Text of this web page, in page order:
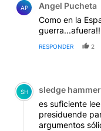
AP Angel Pucheta
Como en la
RESPONDER 2
Comentario de
SH sledge hammer
es suficiente
presiduende
argumentos